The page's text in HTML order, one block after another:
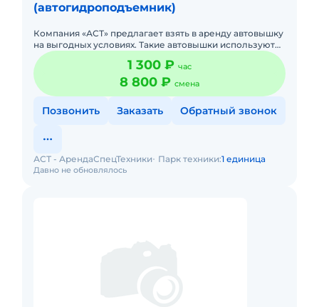
(автогидроподъемник)
Компания «АСТ» предлагает взять в аренду автовышку
на выгодных условиях. Такие автовышки используют
для выполнения монтажных, строительных,
ремонтных, отделочны1 300 ₽ час
8 800 ₽ смена
Позвонить Заказать Обратный звонок
Давно не обновлялось
АСТ - АрендаСпецТехники Парк техники:1 единица